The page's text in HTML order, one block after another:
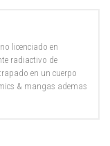
licenciado en
radiactivo de
en un cuerpo
& mangas ademas